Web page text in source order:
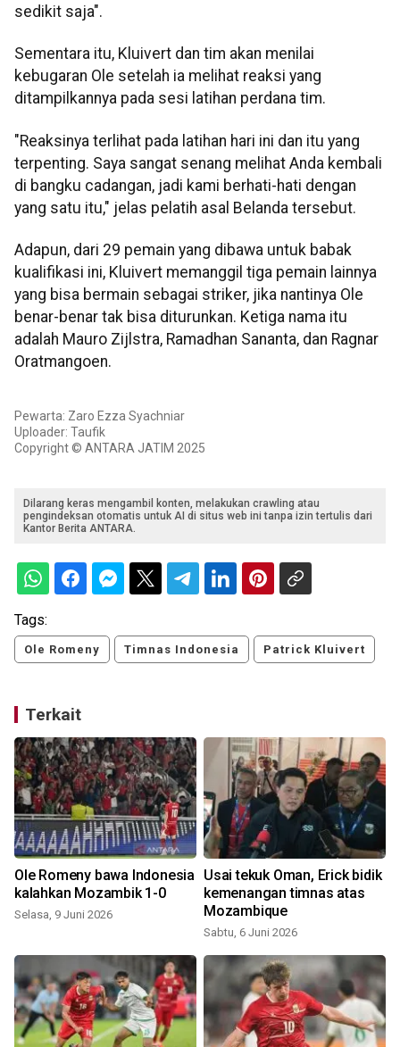
sedikit saja".
Sementara itu, Kluivert dan tim akan menilai
kebugaran Ole setelah ia melihat reaksi yang
ditampilkannya pada sesi latihan perdana tim.
"Reaksinya terlihat pada latihan hari ini dan itu yang
terpenting. Saya sangat senang melihat Anda kembali
di bangku cadangan, jadi kami berhati-hati dengan
yang satu itu," jelas pelatih asal Belanda tersebut.
Adapun, dari 29 pemain yang dibawa untuk babak
kualifikasi ini, Kluivert memanggil tiga pemain lainnya
yang bisa bermain sebagai striker, jika nantinya Ole
benar-benar tak bisa diturunkan. Ketiga nama itu
adalah Mauro Zijlstra, Ramadhan Sananta, dan Ragnar
Oratmangoen.
Pewarta: Zaro Ezza Syachniar
Uploader: Taufik
Copyright © ANTARA JATIM 2025
Dilarang keras mengambil konten, melakukan crawling atau
pengindeksan otomatis untuk AI di situs web ini tanpa izin tertulis dari
Kantor Berita ANTARA.
Tags:
Ole Romeny Timnas Indonesia Patrick Kluivert
Terkait
Ole Romeny bawa Indonesia
kalahkan Mozambik 1-0
Selasa, 9 Juni 2026
Usai tekuk Oman, Erick bidik
kemenangan timnas atas
Mozambique
Sabtu, 6 Juni 2026